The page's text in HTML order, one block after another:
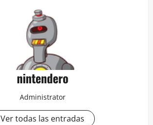
nintendero
Administrator
Ver todas las entradas